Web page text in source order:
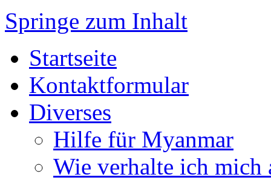
Springe zum Inhalt
Startseite
Kontaktformular
Diverses
Hilfe für Myanmar
Wie verhalte ich